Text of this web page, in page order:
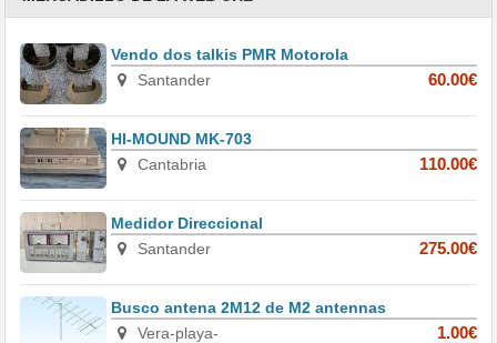
Vendo dos talkis PMR Motorola
Santander
60.00€
HI-MOUND MK-703
Cantabria
110.00€
Medidor Direccional
Santander
275.00€
Busco antena 2M12 de M2 antennas
Vera-playa-
1.00€